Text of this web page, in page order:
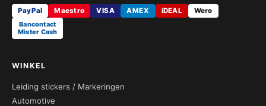
PayPal Maestro VISA AMEX iDEAL
Wero
Bancontact
Mister Cash
WINKEL
Leiding stickers / Markeringen
Automotive